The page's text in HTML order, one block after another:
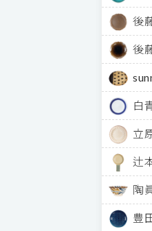
後
後
白
立
辻
陶
豊